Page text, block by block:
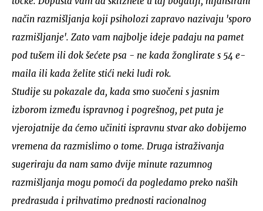
način razmišljanja koji psiholozi zapravo nazivaju 'sporo
razmišljanje'. Zato vam najbolje ideje padaju na pamet
pod tušem ili dok šećete psa - ne kada žonglirate s 54 e-
maila ili kada želite stići neki ludi rok.
Studije su pokazale da, kada smo suočeni s jasnim
izborom između ispravnog i pogrešnog, pet puta je
vjerojatnije da ćemo učiniti ispravnu stvar ako dobijemo
vremena da razmislimo o tome. Druga istraživanja
sugeriraju da nam samo dvije minute razumnog
razmišljanja mogu pomoći da pogledamo preko naših
predrasuda i prihvatimo prednosti racionalnog
UKLJUČITE NOTIFIKACIJE